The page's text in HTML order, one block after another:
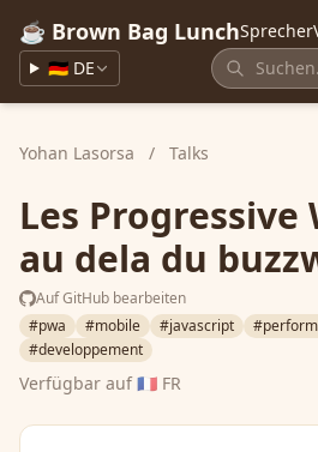
☕ Brown Bag LunchSprecher
🇩🇪 DE
Yohan Lasorsa / Talks
Les Progressive
au dela du
Auf GitHub bearbeiten
#pwa
#mobile #javascript
#developpement
Verfügbar auf🇫🇷 FR